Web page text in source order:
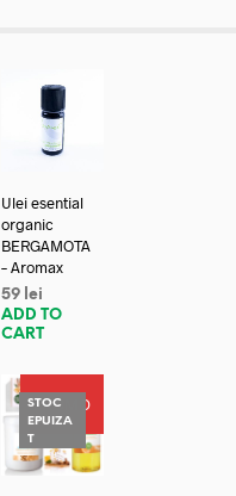
Ulei esential
organic
BERGAMOTA
– Aromax
59 lei
ADD TO
CART
PROMO
STOC
EPUIZA
T